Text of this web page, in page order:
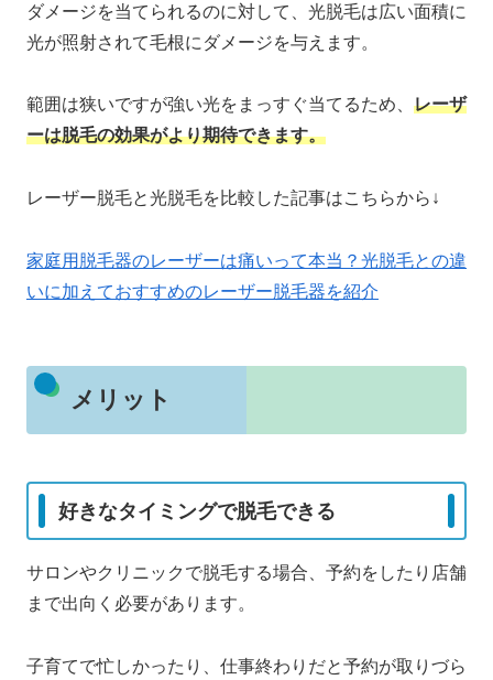
ダメージを当てられるのに対して、光脱毛は広い面積に
光が照射されて毛根にダメージを与えます。
範囲は狭いですが強い光をまっすぐ当てるため、 レーザ
ーは脱毛の効果がより期待できます。
レーザー脱毛と光脱毛を比較した記事はこちらから↓
家庭用脱毛器のレーザーは痛いって本当？光脱毛との違
いに加えておすすめのレーザー脱毛器を紹介
メリット
好きなタイミングで脱毛できる
サロンやクリニックで脱毛する場合、予約をしたり店舗
まで出向く必要があります。
子育てで忙しかったり、仕事終わりだと予約が取りづら